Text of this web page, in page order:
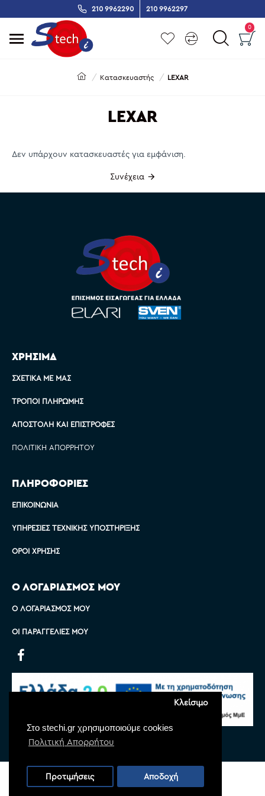
Στο stechi.gr χρησιμοποιούμε cookies
Πολιτική Απορρήτου
Κλείσιμο
Προτιμήσεις Αποδοχή
210 9962290 210 9962297
0
Κατασκευαστής LEXAR
LEXAR
Δεν υπάρχουν κατασκευαστές για εμφάνιση.
Συνέχεια
ΧΡΗΣΙΜΑ
ΣΧΕΤΙΚΆ ΜΕ ΜΑΣ
ΤΡΌΠΟΙ ΠΛΗΡΩΜΉΣ
ΑΠΟΣΤΟΛΉ ΚΑΙ ΕΠΙΣΤΡΟΦΈΣ
ΠΟΛΙΤΙΚΉ ΑΠΟΡΡΉΤΟΥ
ΠΛΗΡΟΦΟΡΙΕΣ
ΕΠΙΚΟΙΝΩΝΊΑ
ΥΠΗΡΕΣΊΕΣ ΤΕΧΝΙΚΉΣ ΥΠΟΣΤΉΡΙΞΗΣ
ΌΡΟΙ ΧΡΉΣΗΣ
Ο ΛΟΓΑΡΙΑΣΜΟΣ ΜΟΥ
Ο ΛΟΓΑΡΙΑΣΜΌΣ ΜΟΥ
ΟΙ ΠΑΡΑΓΓΕΛΊΕΣ ΜΟΥ
Copyright © 2022 Stechi, All Rights Reserved
Powered by
Monoware Web